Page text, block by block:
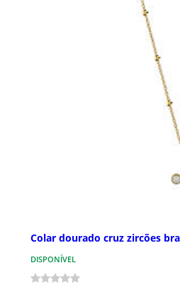
Colar dourado cruz zircões
DISPONÍVEL